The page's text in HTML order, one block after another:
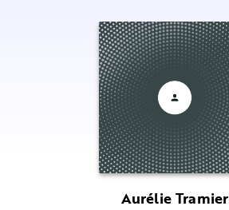
Aurélie Tramier